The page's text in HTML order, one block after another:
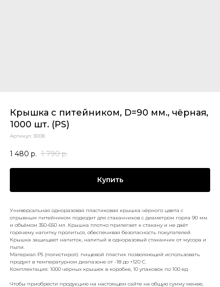
Крышка с питейником, D=90 мм., чёрная,
1000 шт. (PS)
Артикул: 3008
1 480 р. 1 790 р.
Купить
Универсальная одноразовая пластиковая крышка чёрного цвета с
отрывным питейником подходит для стаканчиков с диаметром горла 90 мм.
и объёмом 350-650 мл. Крышка плотно прилегает к стакану и не даёт
горячему напитку пролиться, обеспечивая безопасность покупателей.
Крышка защищает напиток, налитый в одноразовый стаканчик от мусора и
пыли.
Материал PS (полистирол): пищевой пластик позволяющий использовать
продукт в температурном диапазоне от -18 до +120 C.
Комплектация: 1000 чёрных крышек в коробке, 10 упаковок по 100 ед.
Чтобы приобрести продукцию на настоящем сайте на общую сумму менее,